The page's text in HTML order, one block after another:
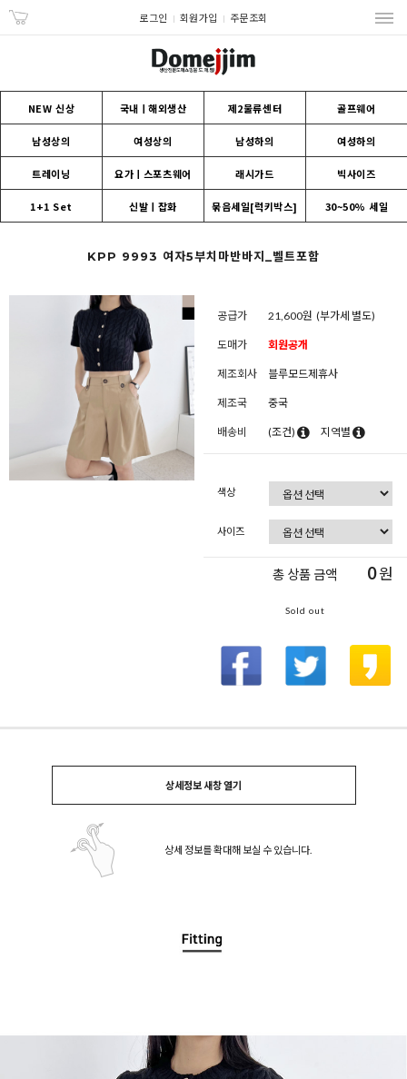
로그인 회원가입 주문조회
NEW 신상 국내ㅣ해외생산 제2물류센터 골프웨어
남성상의 여성상의 남성하의 여성하의
트레이닝 요가ㅣ스포츠웨어 래시가드 빅사이즈
1+1 Set 신발ㅣ잡화 묶음세일[럭키박스] 30~50% 세일
KPP 9993 여자5부치마반바지_벨트포함
공급가 21,600원 (부가세 별도)
도매가 회원공개
제조회사 블루모드제휴사
제조국 중국
배송비 (조건) 지역별
색상
사이즈
총 상품 금액 0원
Sold out
상세정보 새창 열기
상세 정보를 확대해 보실 수 있습니다.